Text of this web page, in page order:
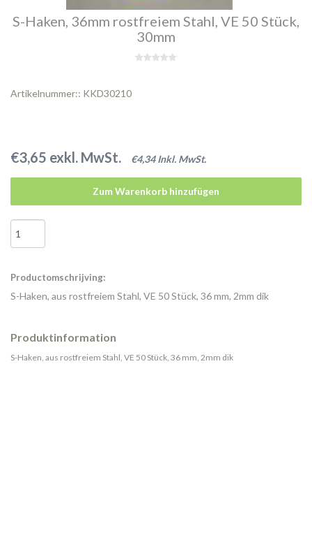
S-Haken, 36mm rostfreiem Stahl, VE 50 Stück,
30mm
Artikelnummer:: KKD30210
€3,65 exkl. MwSt. €4,34 Inkl. MwSt.
Zum Warenkorb hinzufügen
Productomschrijving:
S-Haken, aus rostfreiem Stahl, VE 50 Stück, 36 mm, 2mm dik
Produktinformation
S-Haken, aus rostfreiem Stahl, VE 50 Stück, 36 mm, 2mm dik